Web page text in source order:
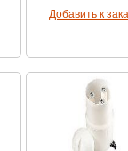
Добавить к